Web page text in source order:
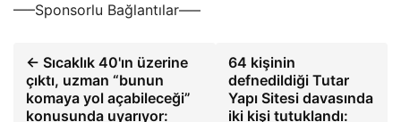
—–Sponsorlu Bağlantılar—–
← Sıcaklık 40'ın üzerine
çıktı, uzman “bunun
komaya yol açabileceği”
konusunda uyarıyor:
64 kişinin
defnedildiği Tutar
Yapı Sitesi davasında
iki kişi tutuklandı: